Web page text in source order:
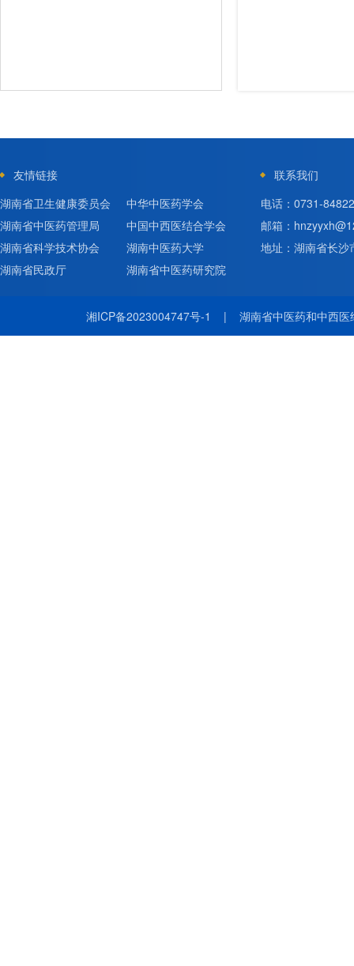
友情链接
湖南省卫生健康委员会
湖南省中医药管理局
湖南省科学技术协会
湖南省民政厅
中华中医药学会
中国中西医结合学会
湖南中医药大学
湖南省中医药研究院
联系我们
电话：0731-
邮箱：
地址：湖南省长
湘ICP备2023004747号-1 | 湖南省中医药和中西